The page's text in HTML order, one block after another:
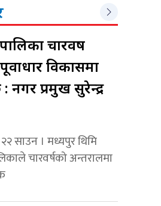
चारवर्ष
विकासमा
प्रमुख सुरेन्द्र
साउन । मध्यपुर थिमि
चारवर्षको अन्तरालमा